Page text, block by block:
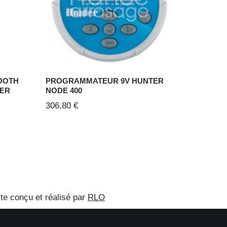
PROGRAMMATEUR 9V HUNTER
NODE 400
306,80€
conçu et réalisé par RLO